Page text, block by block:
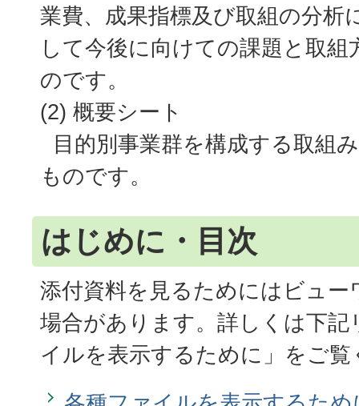
業費、成果指標及び取組の分析
して今後に向けての課題と取組
のです。
(2) 概要シート
目的別事業群を構成する取組
ものです。
はじめに・目次
添付資料を見るためにはビュー
場合があります。詳しくは下記
イルを表示するために」をご覧